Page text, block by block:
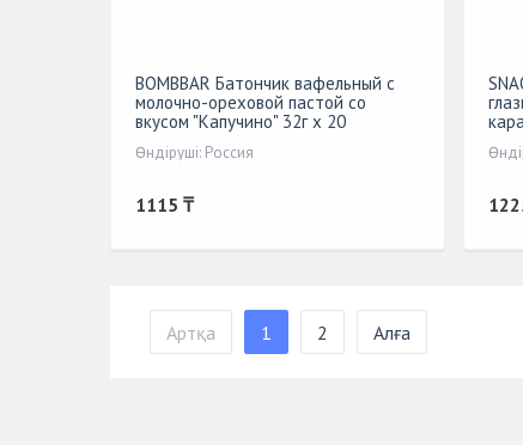
BOMBBAR Батончик вафельный с
молочно-ореховой пастой со
вкусом "Капучино" 32г х 20
Өндіруші: Россия
1115 ₸
Артқа 1 2 Алға